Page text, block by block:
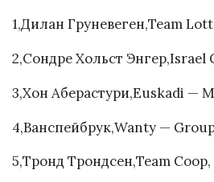
1,Дилан Груневеген,Team
2,Сондре Хольст Энгер,Israel
3,Хон Аберастури,Euskadi —
4,Ванспейбрук,Wanty —
5,Тронд Трондсен,Team Coop,